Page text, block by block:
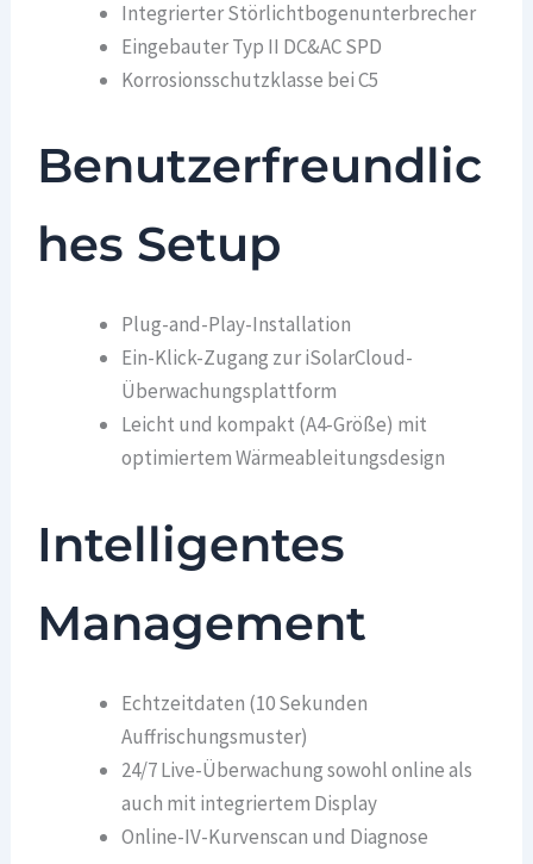
Integrierter Störlichtbogenunterbrecher
Eingebauter Typ II DC&AC SPD
Korrosionsschutzklasse bei C5
Benutzerfreundlic
hes Setup
Plug-and-Play-Installation
Ein-Klick-Zugang zur iSolarCloud-
Überwachungsplattform
Leicht und kompakt (A4-Größe) mit
optimiertem Wärmeableitungsdesign
Intelligentes
Management
Echtzeitdaten (10 Sekunden
Auffrischungsmuster)
24/7 Live-Überwachung sowohl online als
auch mit integriertem Display
Online-IV-Kurvenscan und Diagnose